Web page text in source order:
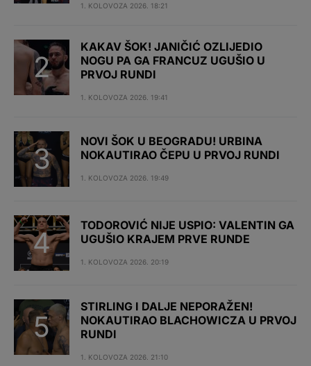
1. KOLOVOZA 2026. 18:21
KAKAV ŠOK! JANIČIĆ OZLIJEDIO
NOGU PA GA FRANCUZ UGUŠIO U
PRVOJ RUNDI
1. KOLOVOZA 2026. 19:41
NOVI ŠOK U BEOGRADU! URBINA
NOKAUTIRAO ČEPU U PRVOJ RUNDI
1. KOLOVOZA 2026. 19:49
TODOROVIĆ NIJE USPIO: VALENTIN GA
UGUŠIO KRAJEM PRVE RUNDE
1. KOLOVOZA 2026. 20:19
STIRLING I DALJE NEPORAŽEN!
NOKAUTIRAO BLACHOWICZA U PRVOJ
RUNDI
1. KOLOVOZA 2026. 21:10